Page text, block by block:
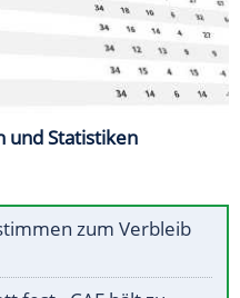
und Statistiken
zum Verbleib